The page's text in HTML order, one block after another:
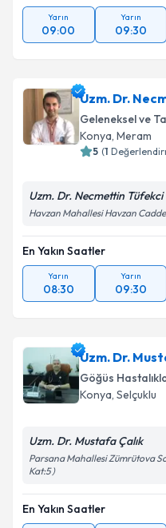
Yarın
09:00
Yarın
09:30
Uzm. Dr.
Geleneksel ve
Konya, Meram
5 (1
Uzm. Dr. Necmettin Tüfekci
Havzan Mahallesi Havzan
En Yakın Saatler
Yarın
08:30
Yarın
09:30
Uzm. Dr.
Göğüs
Konya, Selçuklu
Uzm. Dr. Mustafa Çalık
Parsana Mahallesi Zümrütova
Kat:5 )
En Yakın Saatler